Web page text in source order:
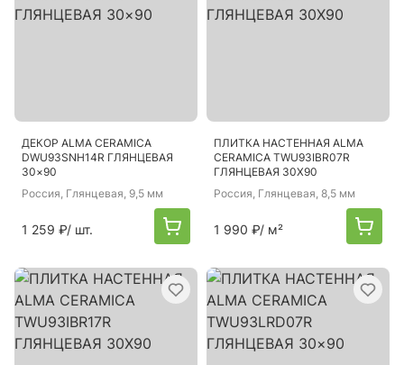
ДЕКОР ALMA CERAMICA
DWU93SNH14R ГЛЯНЦЕВАЯ
30×90
Россия, Глянцевая, 9,5 мм
1 259 ₽/ шт.
ПЛИТКА НАСТЕННАЯ ALMA
CERAMICA TWU93IBR07R
ГЛЯНЦЕВАЯ 30X90
Россия, Глянцевая, 8,5 мм
1 990 ₽/ м²